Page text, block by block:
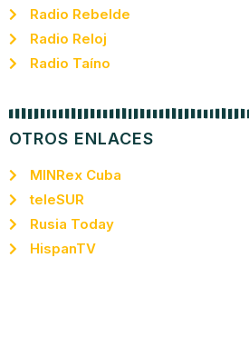
Radio Rebelde
Radio Reloj
Radio Taíno
OTROS ENLACES
MINRex Cuba
teleSUR
Rusia Today
HispanTV